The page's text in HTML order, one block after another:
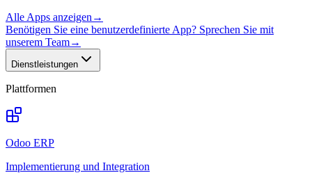
Alle Apps anzeigen →
Benötigen Sie eine benutzerdefinierte App? Sprechen Sie mit
unserem Team→
Dienstleistungen
Plattformen
Odoo ERP
Implementierung und Integration